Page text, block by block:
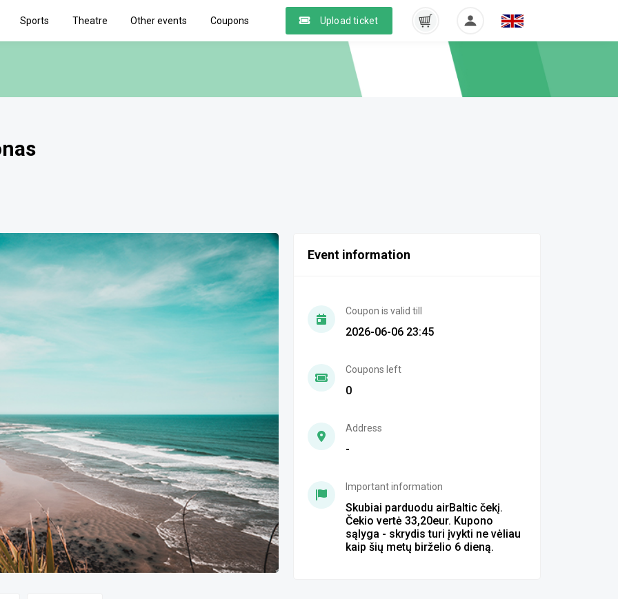
Sports Theatre Other events Coupons Upload ticket
Event information
Coupon is valid till
2026-06-06 23:45
Coupons left
0
Address
-
Important information
Skubiai parduodu airBaltic čekį.
Čekio vertė 33,20eur. Kupono
sąlyga - skrydis turi įvykti ne vėliau
kaip šių metų birželio 6 dieną.